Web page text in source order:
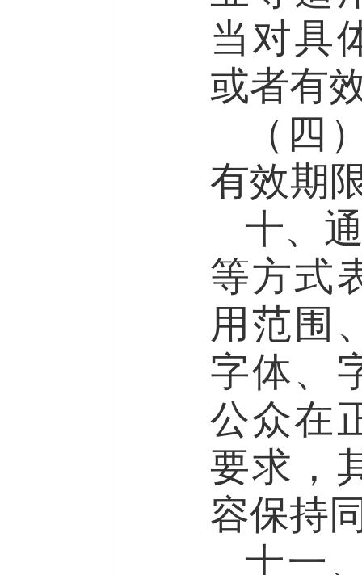
当对具
或者有
（四
有效期
十、
等方式
用范围
字体、
公众在
要求，
容保持
十一